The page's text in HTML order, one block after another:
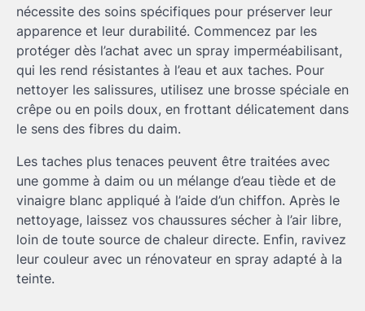
nécessite des soins spécifiques pour préserver leur
apparence et leur durabilité. Commencez par les
protéger dès l’achat avec un spray imperméabilisant,
qui les rend résistantes à l’eau et aux taches. Pour
nettoyer les salissures, utilisez une brosse spéciale en
crêpe ou en poils doux, en frottant délicatement dans
le sens des fibres du daim.
Les taches plus tenaces peuvent être traitées avec
une gomme à daim ou un mélange d’eau tiède et de
vinaigre blanc appliqué à l’aide d’un chiffon. Après le
nettoyage, laissez vos chaussures sécher à l’air libre,
loin de toute source de chaleur directe. Enfin, ravivez
leur couleur avec un rénovateur en spray adapté à la
teinte.